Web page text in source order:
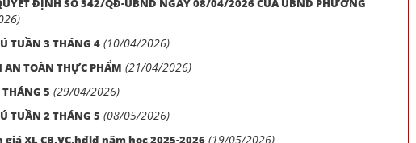
ĐỊNH SỐ 342/QĐ-UBND NGÀY 08/04/2026 CỦA UBND PHƯỜNG
TUẦN 3 THÁNG 4 (10/04/2026)
AN TOÀN THỰC PHẨM (21/04/2026)
5 (29/04/2026)
TUẦN 2 THÁNG 5 (08/05/2026)
giá XL CB,VC,hđlđ năm học 2025-2026 (19/05/2026)